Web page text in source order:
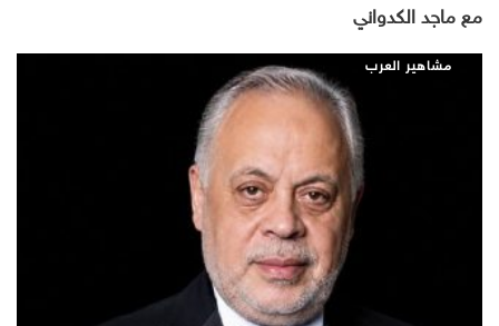
مع ماجد الكدواني
مشاهير العرب